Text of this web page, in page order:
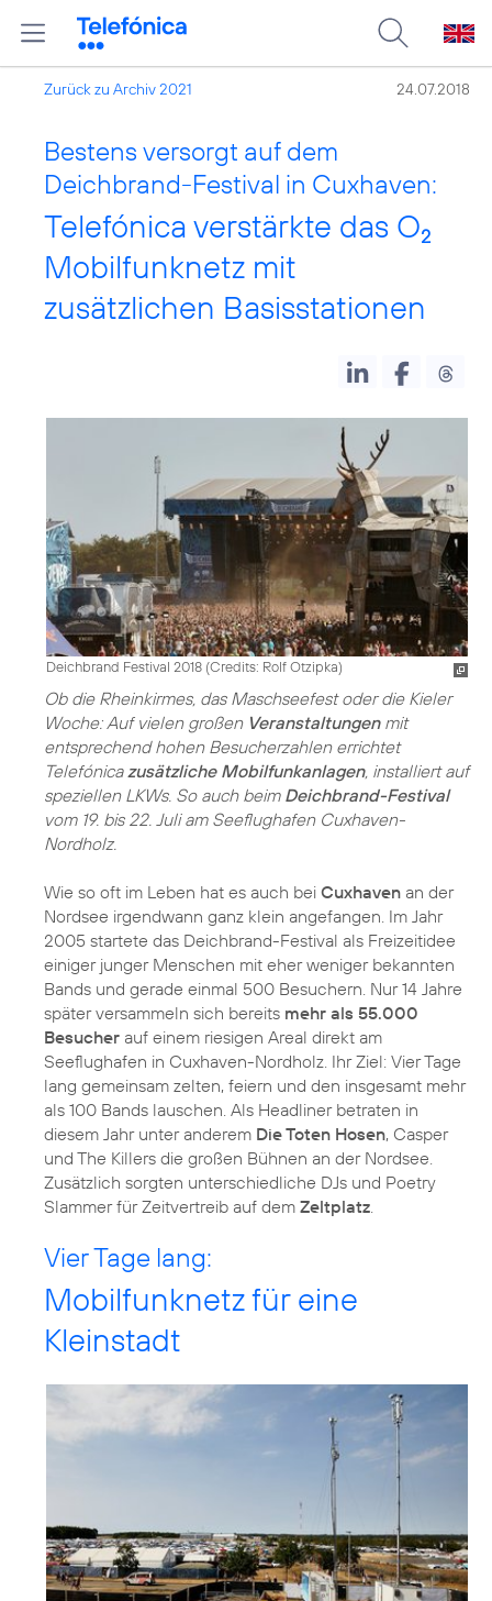
Zurück zu Archiv 2021 24.07.2018
Bestens versorgt auf dem
Deichbrand-Festival in Cuxhaven:
Telefónica verstärkte das O2
Mobilfunknetz mit
zusätzlichen Basisstationen
Deichbrand Festival 2018 (Credits: Rolf Otzipka)
Ob die Rheinkirmes, das Maschseefest oder die Kieler
Woche: Auf vielen großen Veranstaltungenmit
entsprechend hohen Besucherzahlen errichtet
Telefónica zusätzliche Mobilfunkanlagen, installiert auf
speziellen LKWs. So auch beim Deichbrand-Festival
vom 19. bis 22. Juli am Seeflughafen Cuxhaven-
Nordholz.
Wie so oft im Leben hat es auch bei Cuxhaven an der
Nordsee irgendwann ganz klein angefangen. Im Jahr
2005 startete das Deichbrand-Festival als Freizeitidee
einiger junger Menschen mit eher weniger bekannten
Bands und gerade einmal 500 Besuchern. Nur 14 Jahre
später versammeln sich bereits mehr als 55.000
Besucher auf einem riesigen Areal direkt am
Seeflughafen in Cuxhaven-Nordholz. Ihr Ziel: Vier Tage
lang gemeinsam zelten, feiern und den insgesamt mehr
als 100 Bands lauschen. Als Headliner betraten in
diesem Jahr unter anderem Die Toten Hosen, Casper
und The Killers die großen Bühnen an der Nordsee.
Zusätzlich sorgten unterschiedliche DJs und Poetry
Slammer für Zeitvertreib auf dem Zeltplatz
Vier Tage lang:
Mobilfunknetz für eine
Kleinstadt